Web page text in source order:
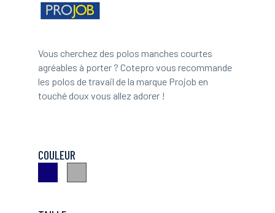
Vous cherchez des polos manches courtes
agréables à porter ? Cotepro vous recommande
les polos de travail de la marque Projob en
touché doux vous allez adorer !
COULEUR